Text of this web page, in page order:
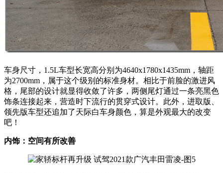
车身尺寸，1.5L车型长宽高分别为4640x1780x1435mm，轴距
为2700mm，属于这个级别的标准身材。相比于前脸的激进风
格，尾部的设计就显得收敛了许多，两侧尾灯通过一条亮黑色
饰条连接起来，营造时下流行的贯穿式设计。此外，进取版、
领先版车型还追加了天际白车身颜色，算是外观最大的改变
吧！
内饰：空间有所改善